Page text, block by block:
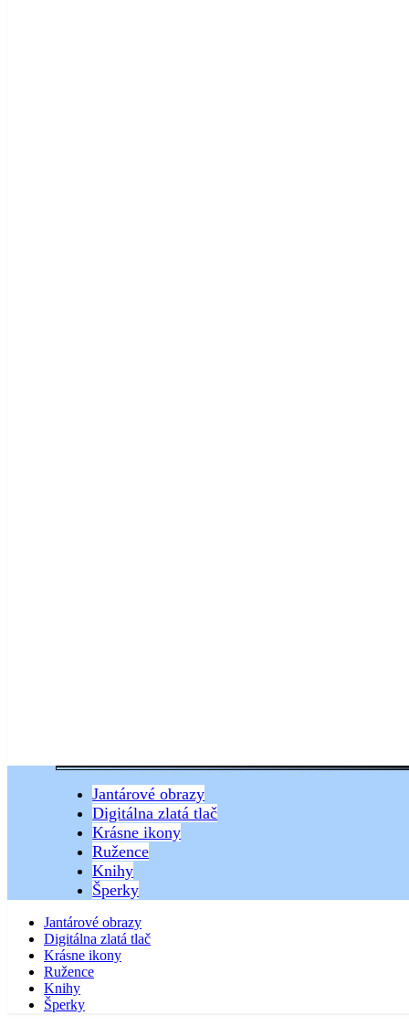
Jantárové obrazy
Digitálna zlatá tlač
Krásne ikony
Ružence
Knihy
Šperky
Jantárové obrazy
Digitálna zlatá tlač
Krásne ikony
Ružence
Knihy
Šperky